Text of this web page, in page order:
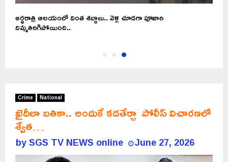
అర్ధరాత్రి ఆలయంలో వింత శబ్దాలు.. వెళ్లి చూడగా పూజారి
దిమ్మతిరిగిపోయింది..
Crime National
ఖైదీలా బతికా.. అందుకే కడతేర్చా పోలీస్ విచారణలో
శ్వేత…
bySGS TV NEWS online June 27, 2026